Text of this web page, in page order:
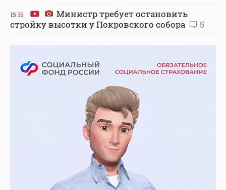
15:15
Министр требует остановить
стройку высотки у Покровского собора
5